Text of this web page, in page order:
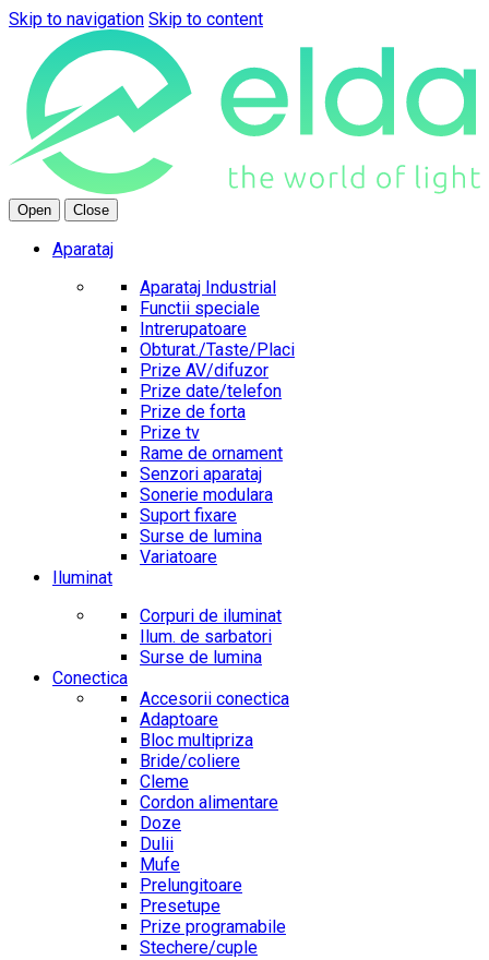
Skip to navigation Skip to content
Open Close
Aparataj
Aparataj Industrial
Functii speciale
Intrerupatoare
Obturat./Taste/Placi
Prize AV/difuzor
Prize date/telefon
Prize de forta
Prize tv
Rame de ornament
Senzori aparataj
Sonerie modulara
Suport fixare
Surse de lumina
Variatoare
Iluminat
Corpuri de iluminat
Ilum. de sarbatori
Surse de lumina
Conectica
Accesorii conectica
Adaptoare
Bloc multipriza
Bride/coliere
Cleme
Cordon alimentare
Doze
Dulii
Mufe
Prelungitoare
Presetupe
Prize programabile
Stechere/cuple